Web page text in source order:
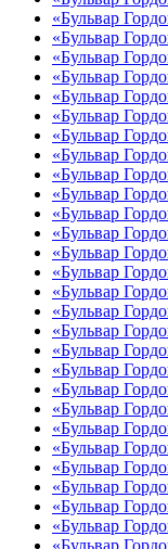
«Бульвар
«Бульвар
«Бульвар
«Бульвар
«Бульвар
«Бульвар
«Бульвар
«Бульвар
«Бульвар
«Бульвар
«Бульвар
«Бульвар
«Бульвар
«Бульвар
«Бульвар
«Бульвар
«Бульвар
«Бульвар
«Бульвар
«Бульвар
«Бульвар
«Бульвар
«Бульвар
«Бульвар
«Бульвар
«Бульвар
«Бульвар
«Бульвар